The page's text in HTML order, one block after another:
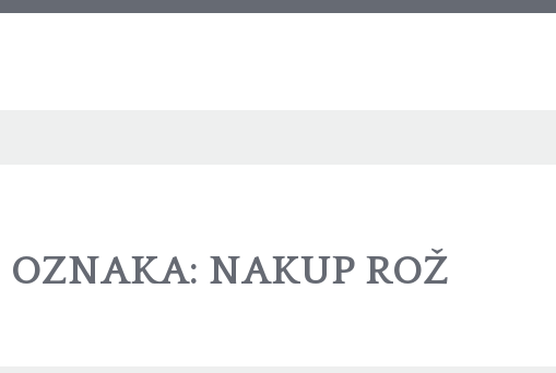
OZNAKA: NAKUP ROŽ